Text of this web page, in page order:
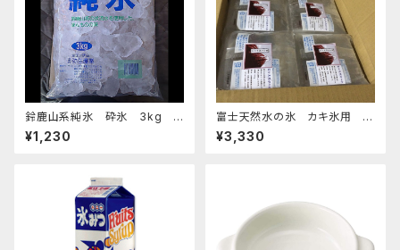
鈴鹿山系純氷 砕氷 3kg
おすすめ
¥1,230
富士天然水の氷 カキ氷用 2
kg 4個セット 発泡スチロール箱
入り
¥3,330